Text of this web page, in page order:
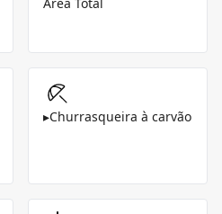
▸Churrasqueira à carvão